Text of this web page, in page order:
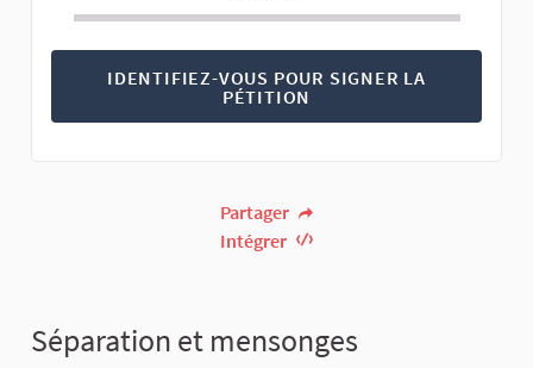
IDENTIFIEZ-VOUS POUR SIGNER LA
PÉTITION
Partager
Intégrer
Séparation et mensonges